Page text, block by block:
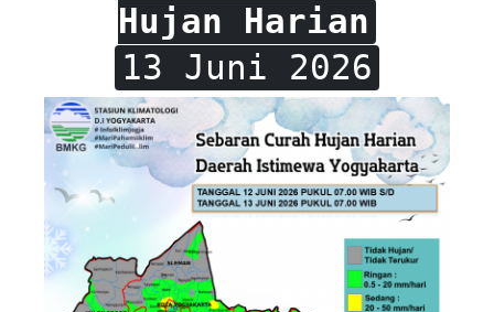
Hujan Harian
13 Juni 2026